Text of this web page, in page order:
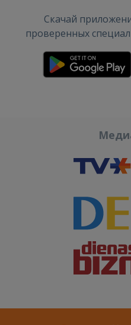
Скачай
проверенных